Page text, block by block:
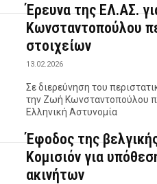
Έρευνα της ΕΛ.ΑΣ.
Κωνσταντοπούλου
στοιχείων
13.02.2026
Σε διερεύνηση του
την Ζωή Κωνσταντοπούλου
Ελληνική Αστυνομία
Έφοδος της
Κομισιόν για
ακινήτων